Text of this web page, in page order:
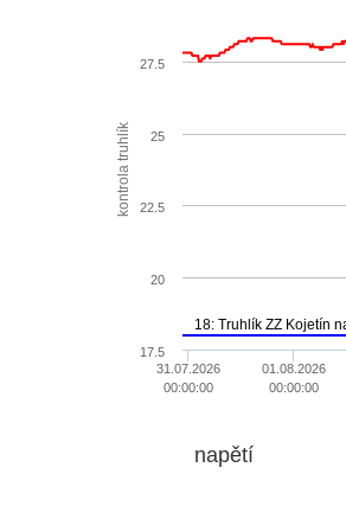
kontrola truhlík
18: Truhlík ZZ
31.07.2026
00:00:00
01.08.2026
00:00:00
27.5
17.5
20
22.5
25
napětí